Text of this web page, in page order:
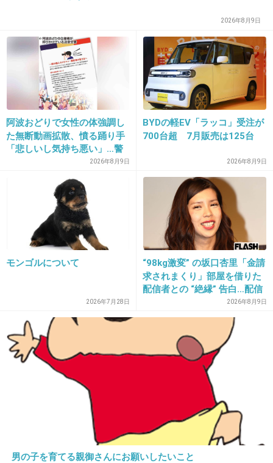
+60 -5
2013/09/16(月) 13:46:00
骨接ぎ盛岡屋は辞めたのか？
2013/09/16(月) 13:46:11
アニメみたいな体型o(^▽^)o
+51 -0
ダディとフジならオワコン同士でいい組み合わ
せかもねｗ
+22
2013/09/16(月) 13:46:32
脚短すぎる…ヤバいだろ
+61
2026年8月9日
阿波おどりで女性の体強調し
た無断動画拡散、憤る踊り手
「悲しいし気持ち悪い」…警
2026年8月9日
BYDの軽EV「ラッコ」受注が
700台超 7月販売は125台
2026年8月9日
モンゴルについて
2026年7月28日
“98kg激変” の坂口杏里「金請
求されまくり」部屋を借りた
配信者との “絶縁” 告白…配信
者側は「逃げられた」荷物放
置に怒り心頭
2026年8月9日
男の子を育てる親御さんにお願いしたいこと